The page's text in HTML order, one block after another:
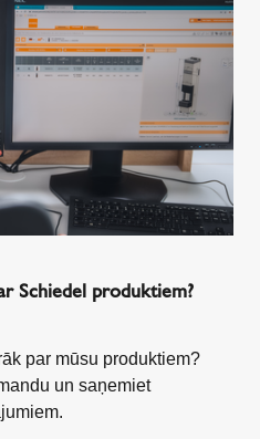
Schiedel produktiem?
par mūsu produktiem?
un saņemiet